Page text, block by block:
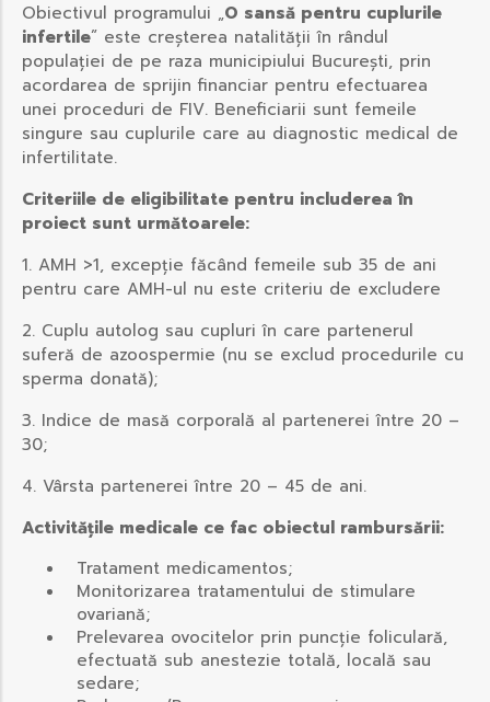
Obiectivul programului „O sansă pentru cuplurile
infertile” este creșterea natalității în rândul
populației de pe raza municipiului București, prin
acordarea de sprijin financiar pentru efectuarea
unei proceduri de FIV. Beneficiarii sunt femeile
singure sau cuplurile care au diagnostic medical de
infertilitate.
Criteriile de eligibilitate pentru includerea în
proiect sunt următoarele:
1. AMH >1, excepție făcând femeile sub 35 de ani
pentru care AMH-ul nu este criteriu de excludere
2. Cuplu autolog sau cupluri în care partenerul
suferă de azoospermie (nu se exclud procedurile cu
sperma donată);
3. Indice de masă corporală al partenerei între 20 –
30;
4. Vârsta partenerei între 20 – 45 de ani.
Activitățile medicale ce fac obiectul rambursării:
Tratament medicamentos;
Monitorizarea tratamentului de stimulare
ovariană;
Prelevarea ovocitelor prin puncție foliculară,
efectuată sub anestezie totală, locală sau
sedare;